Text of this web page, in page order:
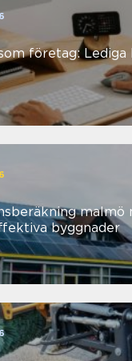
företag: Lediga
malmö nyckeln
byggnader